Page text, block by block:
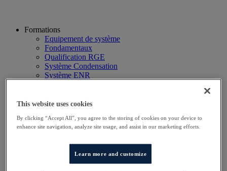
Formations
Equipement de système
Fondamentaux
Qualification RGE
Système Condensation
Système ENR
Webinaire
Hôtels
Planning
Particulier
Professionnel
This website uses cookies
By clicking “Accept All”, you agree to the storing of cookies on your device to
enhance site navigation, analyze site usage, and assist in our marketing efforts.
Learn more and customize